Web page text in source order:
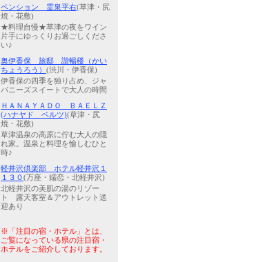
ペンション 霊泉平右(草津・尻
焼・花敷)
★料理自慢★草津の夜をワイン
片手にゆっくりお過ごしくださ
い♪
奥伊香保 旅邸 諧暢楼（かい
ちょうろう） (渋川・伊香保)
伊香保の四季を独り占め、ジャ
パニーズスイートで大人の時間
ＨＡＮＡＹＡＤＯ ＢＡＥＬＺ
(ハナヤド ベルツ)(草津・尻
焼・花敷)
草津温泉の高原に佇む大人の隠
れ家。温泉と料理を愉しむひと
時♪
軽井沢倶楽部 ホテル軽井沢１
１３０(万座・嬬恋・北軽井沢)
北軽井沢の美肌の湯のリゾー
ト 露天客室＆アウトレット送
迎あり
※「注目の宿・ホテル」とは、
ご覧になっている県の注目宿・
ホテルをご紹介しております。